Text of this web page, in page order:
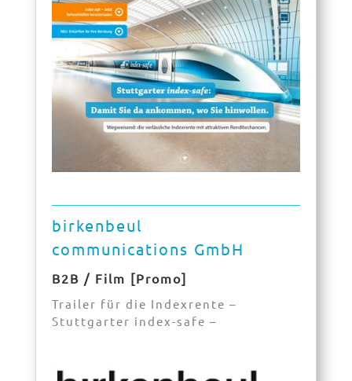
birkenbeul
communications GmbH
B2B / Film [Promo]
Trailer für die Indexrente –
Stuttgarter index-safe –